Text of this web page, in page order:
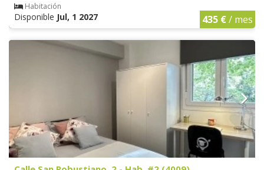
Habitación
Disponible Jul, 1 2027 435 €/ mes